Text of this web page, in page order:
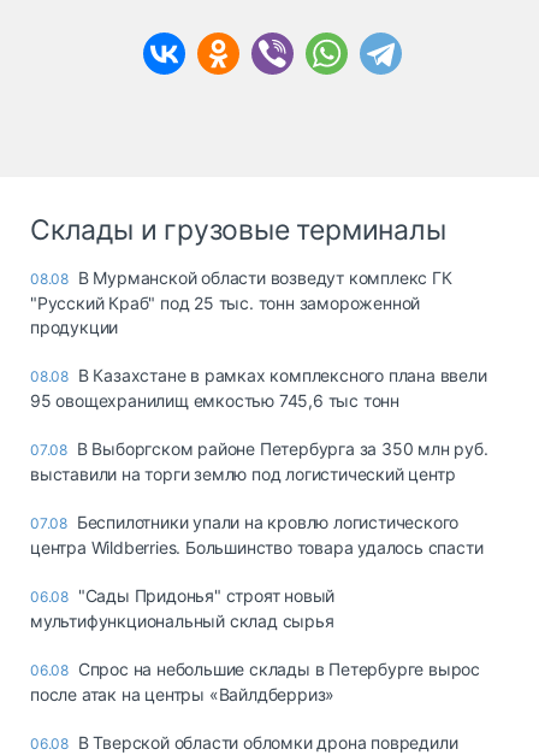
Склады и грузовые терминалы
08.08 В Мурманской области возведут комплекс ГК
"Русский Краб" под 25 тыс. тонн замороженной
продукции
08.08 В Казахстане в рамках комплексного плана ввели
95 овощехранилищ емкостью 745,6 тыс тонн
07.08 В Выборгском районе Петербурга за 350 млн руб.
выставили на торги землю под логистический центр
07.08 Беспилотники упали на кровлю логистического
центра Wildberries. Большинство товара удалось спасти
06.08 "Сады Придонья" строят новый
мультифункциональный склад сырья
06.08 Спрос на небольшие склады в Петербурге вырос
после атак на центры «Вайлдберриз»
06.08 В Тверской области обломки дрона повредили